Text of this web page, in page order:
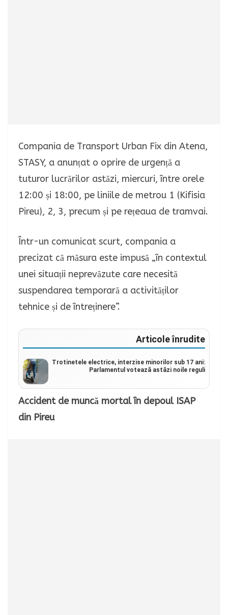
Compania de Transport Urban Fix din Atena,
STASY, a anunțat o oprire de urgență a
tuturor lucrărilor astăzi, miercuri, între orele
12:00 și 18:00, pe liniile de metrou 1 (Kifisia
Pireu), 2, 3, precum și pe rețeaua de tramvai.
Într-un comunicat scurt, compania a
precizat că măsura este impusă „în contextul
unei situații neprevăzute care necesită
suspendarea temporară a activităților
tehnice și de întreținere”.
Articole înrudite
Trotinetele electrice, interzise minorilor sub 17 ani:
Parlamentul votează astăzi noile reguli
Accident de muncă mortal în depoul ISAP
din Pireu